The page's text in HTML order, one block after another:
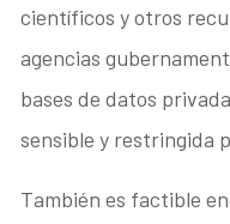
científicos y otros
agencias
bases de datos
sensible y restringida
También es factible